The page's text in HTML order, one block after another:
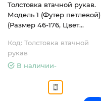
Толстовка втачной рукав.
Модель 1 (Футер петлевой)
(Размер 46-176, Цвет
Код: Толстовка втачной
рукав
В наличии-